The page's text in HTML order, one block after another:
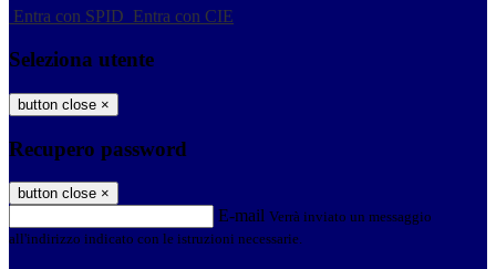
Entra con SPID Entra con CIE
Seleziona utente
button close ×
Recupero password
button close ×
E-mail Verrà inviato un messaggio
all'indirizzo indicato con le istruzioni necessarie.